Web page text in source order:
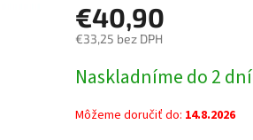
€40,90
€33,25 bez DPH
cena:
Naskladníme do 2 dní
Môžeme doručiť do: 14.8.2026